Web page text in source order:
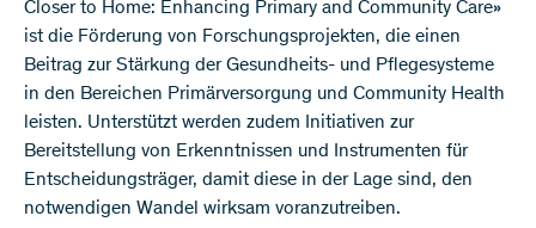
Closer to Home: Enhancing Primary and Community Care»
ist die Förderung von Forschungsprojekten, die einen
Beitrag zur Stärkung der Gesundheits- und Pflegesysteme
in den Bereichen Primärversorgung und Community Health
leisten. Unterstützt werden zudem Initiativen zur
Bereitstellung von Erkenntnissen und Instrumenten für
Entscheidungsträger, damit diese in der Lage sind, den
notwendigen Wandel wirksam voranzutreiben.